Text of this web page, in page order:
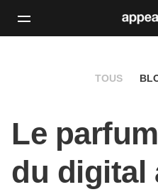
TOUS
Le
du digital